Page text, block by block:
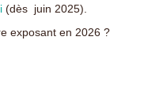
(dès juin 2025).
exposant en 2026 ?